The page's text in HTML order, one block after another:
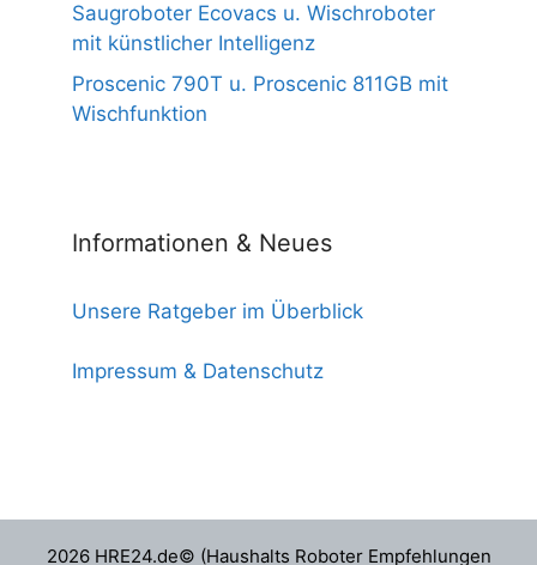
Saugroboter Ecovacs u. Wischroboter
mit künstlicher Intelligenz
Proscenic 790T u. Proscenic 811GB mit
Wischfunktion
Informationen & Neues
Unsere Ratgeber im Überblick
Impressum & Datenschutz
2026 HRE24.de© (Haushalts Roboter Empfehlungen